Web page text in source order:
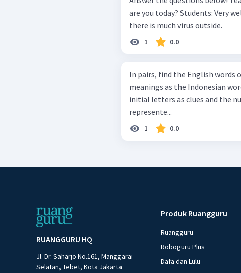
are you today? Students: Very well mom, but we are still ____ because
there is much virus outside.
1 0.0
In pairs, find the English words
meanings as the Indonesian
initial letters as clues and the
represente...
1 0.0
RUANGGURU HQ
Jl. Dr. Saharjo No.161, Manggarai
Selatan, Tebet, Kota Jakarta
Produk Ruangguru
Ruangguru
Roboguru Plus
Dafa dan Lulu